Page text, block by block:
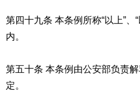
第四十九条 本条例所称“以上”、
内。
第五十条 本条例由公安部负责
定。